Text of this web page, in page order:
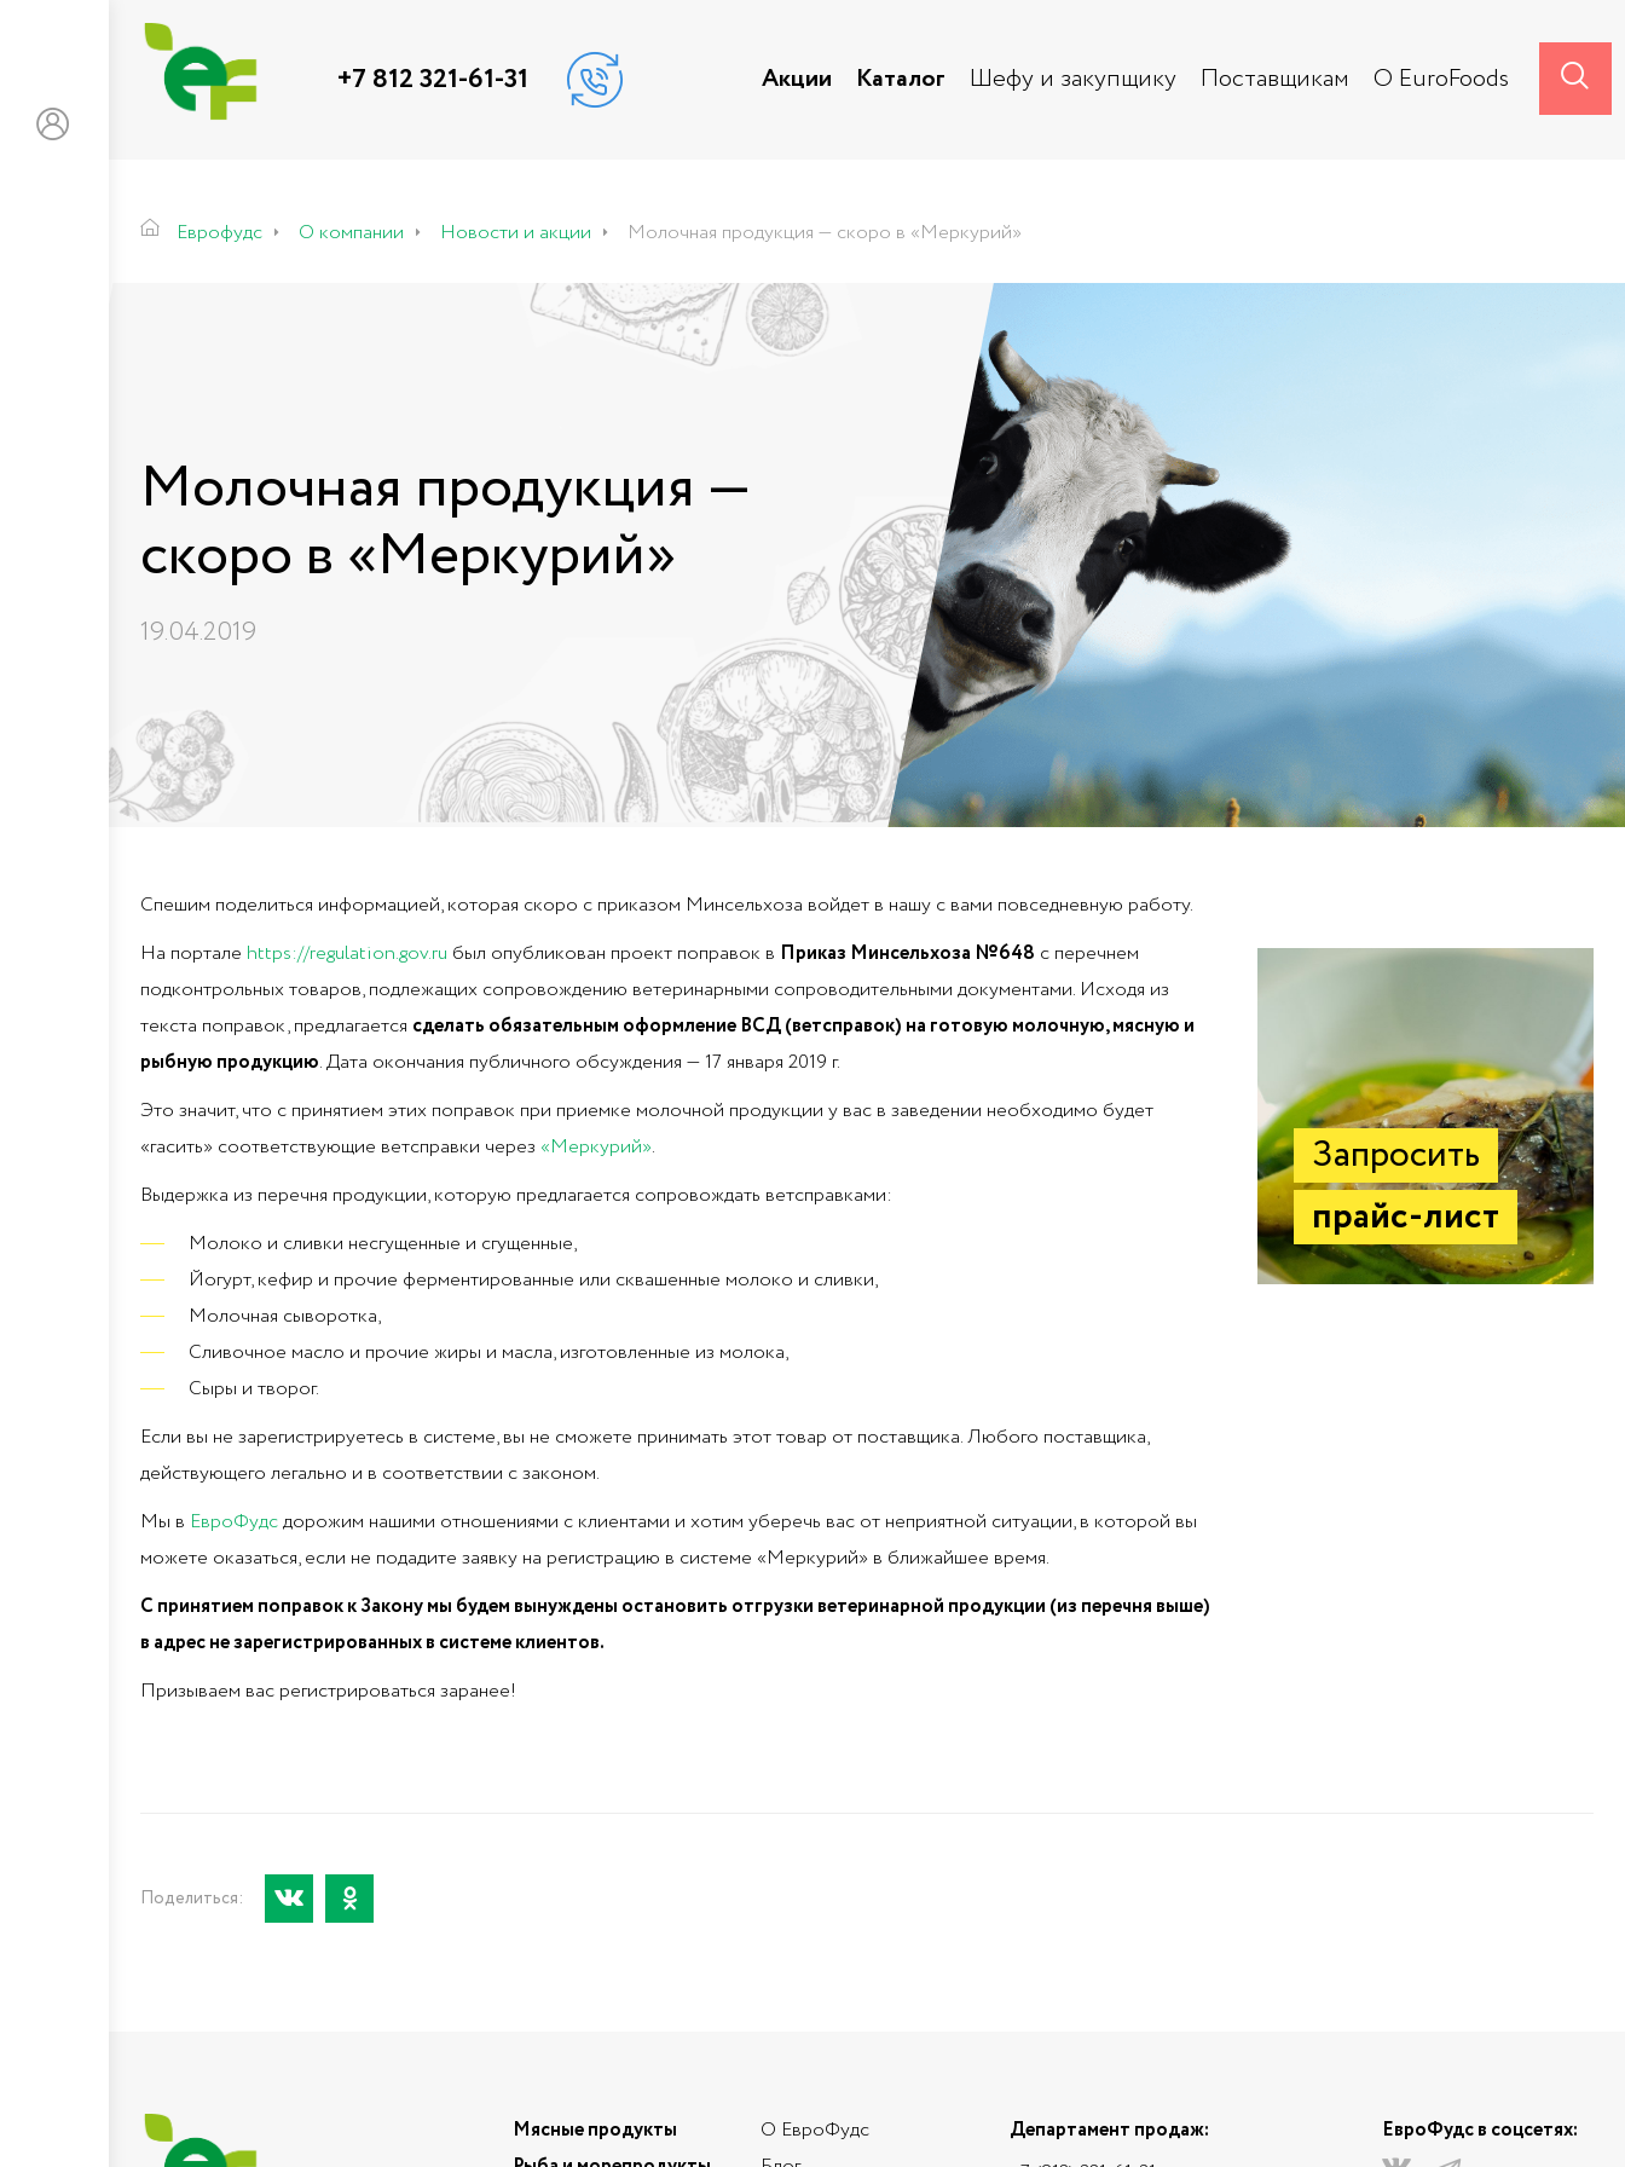
+7 812 321-61-31 Акции Каталог Шефу и закупщику Поставщикам О EuroFoods
Еврофудс О компании Новости и акции Молочная продукция — скоро в «Меркурий»
Молочная продукция —
скоро в «Меркурий»
19.04.2019
Спешим поделиться информацией, которая скоро с приказом Минсельхоза войдет в нашу с вами повседневную работу.
На портале https://regulation.gov.ru был опубликован проект поправок в Приказ Минсельхоза №648 с перечнем
подконтрольных товаров, подлежащих сопровождению ветеринарными сопроводительными документами. Исходя из
текста поправок, предлагается сделать обязательным оформление ВСД (ветсправок) на готовую молочную, мясную и
рыбную продукцию. Дата окончания публичного обсуждения — 17 января 2019 г.
Это значит, что с принятием этих поправок при приемке молочной продукции у вас в заведении необходимо будет
«гасить» соответствующие ветсправки через «Меркурий».
Выдержка из перечня продукции, которую предлагается сопровождать ветсправками:
Молоко и сливки несгущенные и сгущенные,
Йогурт, кефир и прочие ферментированные или сквашенные молоко и сливки,
Молочная сыворотка,
Сливочное масло и прочие жиры и масла, изготовленные из молока,
Сыры и творог.
Если вы не зарегистрируетесь в системе, вы не сможете принимать этот товар от поставщика. Любого поставщика,
действующего легально и в соответствии с законом.
Мы в ЕвроФудсдорожим нашими отношениями с клиентами и хотим уберечь вас от неприятной ситуации, в которой вы
можете оказаться, если не подадите заявку на регистрацию в системе «Меркурий» в ближайшее время.
С принятием поправок к Закону мы будем вынуждены остановить отгрузки ветеринарной продукции (из перечня выше)
в адрес не зарегистрированных в системе клиентов.
Призываем вас регистрироваться заранее!
Запросить
прайс-лист
Поделиться:
Мясные продукты
О ЕвроФудс
Департамент продаж:
ЕвроФудс в соцсетях: